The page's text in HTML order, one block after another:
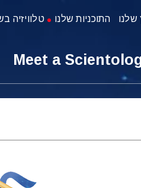
שלנו התוכניות שלנו טלוויזיה
Meet a